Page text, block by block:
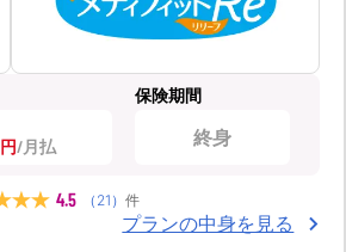
円
保険期間
終身
4.5 （ 21 ） 件
プランの中身を見る